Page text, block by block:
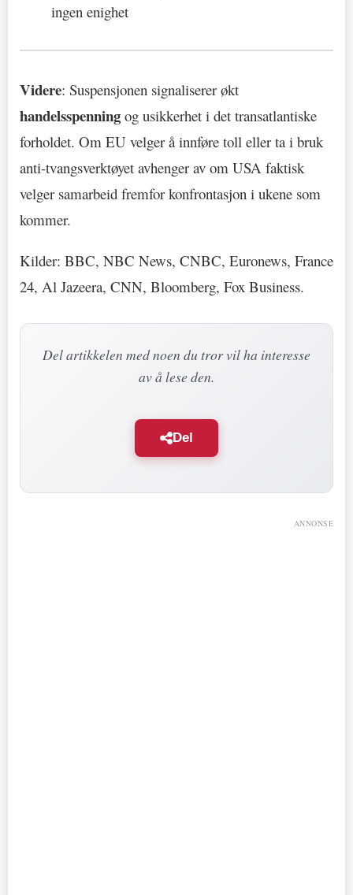
ingen enighet
Videre: Suspensjonen signaliserer økt
handelsspenning og usikkerhet i det transatlantiske
forholdet. Om EU velger å innføre toll eller ta i bruk
anti-tvangsverktøyet avhenger av om USA faktisk
velger samarbeid fremfor konfrontasjon i ukene som
kommer.
Kilder: BBC, NBC News, CNBC, Euronews, France
24, Al Jazeera, CNN, Bloomberg, Fox Business.
Del artikkelen med noen du tror vil ha interesse
av å lese den.
Del
ANNONSE